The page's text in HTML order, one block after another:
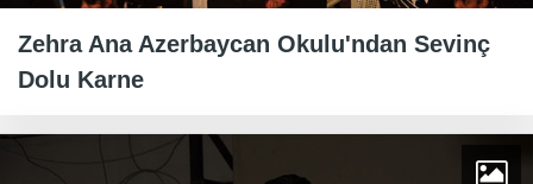
Zehra Ana Azerbaycan Okulu'ndan Sevinç
Dolu Karne